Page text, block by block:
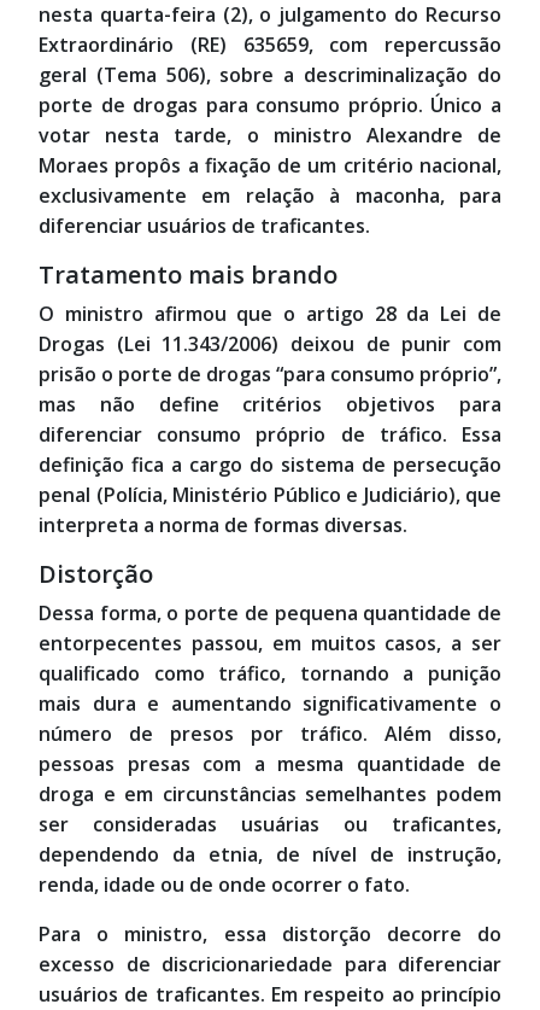
nesta quarta-feira (2), o julgamento do Recurso
Extraordinário (RE) 635659, com repercussão
geral (Tema 506), sobre a descriminalização do
porte de drogas para consumo próprio. Único a
votar nesta tarde, o ministro Alexandre de
Moraes propôs a fixação de um critério nacional,
exclusivamente em relação à maconha, para
diferenciar usuários de traficantes.
Tratamento mais brando
O ministro afirmou que o artigo 28 da Lei de
Drogas (Lei 11.343/2006) deixou de punir com
prisão o porte de drogas “para consumo próprio”,
mas não define critérios objetivos para
diferenciar consumo próprio de tráfico. Essa
definição fica a cargo do sistema de persecução
penal (Polícia, Ministério Público e Judiciário), que
interpreta a norma de formas diversas.
Distorção
Dessa forma, o porte de pequena quantidade de
entorpecentes passou, em muitos casos, a ser
qualificado como tráfico, tornando a punição
mais dura e aumentando significativamente o
número de presos por tráfico. Além disso,
pessoas presas com a mesma quantidade de
droga e em circunstâncias semelhantes podem
ser consideradas usuárias ou traficantes,
dependendo da etnia, de nível de instrução,
renda, idade ou de onde ocorrer o fato.
Para o ministro, essa distorção decorre do
excesso de discricionariedade para diferenciar
usuários de traficantes. Em respeito ao princípio